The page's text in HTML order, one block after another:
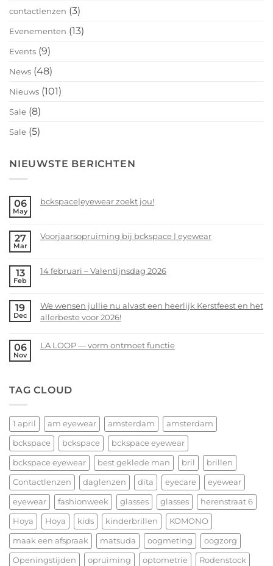
contactlenzen (3)
Evenementen (13)
Events (9)
News (48)
Nieuws (101)
Sale (8)
Sale (5)
NIEUWSTE BERICHTEN
06
May
bckspace|eyewear zoekt jou!
on
jou!
27
Mar
Voorjaarsopruiming bij bckspace | eyewear
on
bckspace
|
13
Feb
14 februari – Valentijnsdag 2026
on
14
–
19
Dec
We wensen jullie nu alvast een heerlijk Kerstfeest en het
allerbeste voor 2026!
Comments
jullie
een
heerlijk
Kerstfeest
en
het
allerbeste
voor
2026!
06
Nov
LA LOOP — vorm ontmoet functie
LA
—
vorm
ontmoet
functie
TAG CLOUD
1 april am eyewear amsterdam amsterdam
bckspace bckspace bckspace eyewear
bckspace eyewear best geklede man bril brillen
Contactlenzen daglenzen dita eyecare eyewear
eyewear fashionweek glasses glasses herenstraat 6
Hoya Hoya kids kinderbrillen KOMONO
maak een afspraak matsuda oogmeting oogzorg
Openingstijden opruiming optometrie Rodenstock